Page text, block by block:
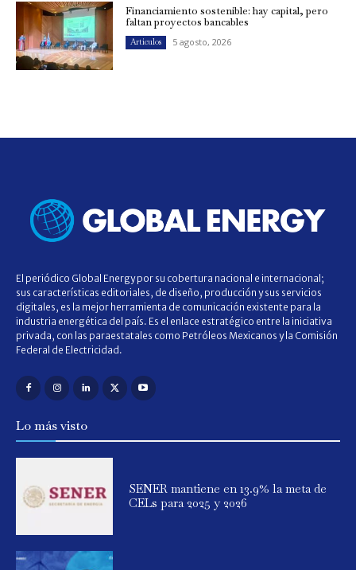
Financiamiento sostenible: hay capital, pero
faltan proyectos bancables
Artículos 5 agosto, 2026
El periódico Global Energy por su cobertura nacional e internacional;
sus características editoriales, de diseño, producción y sus servicios
digitales, es la mejor herramienta de comunicación existente para la
industria energética del país. Es el enlace estratégico entre la iniciativa
privada, con las paraestatales como Petróleos Mexicanos y la Comisión
Federal de Electricidad.
Lo más visto
SENER mantiene en 13.9% la meta de
CELs para 2025 y 2026